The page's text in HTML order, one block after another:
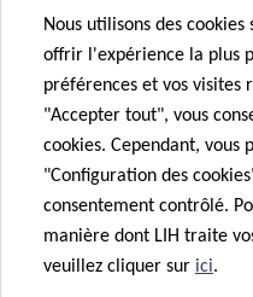
Message*
Nous utilisons des
offrir l'expérience la plus
préférences et vos visites
"Accepter tout", vous
cookies. Cependant, vous
"Configuration des
consentement contrôlé.
manière dont LIH traite
veuillez cliquer sur ici.